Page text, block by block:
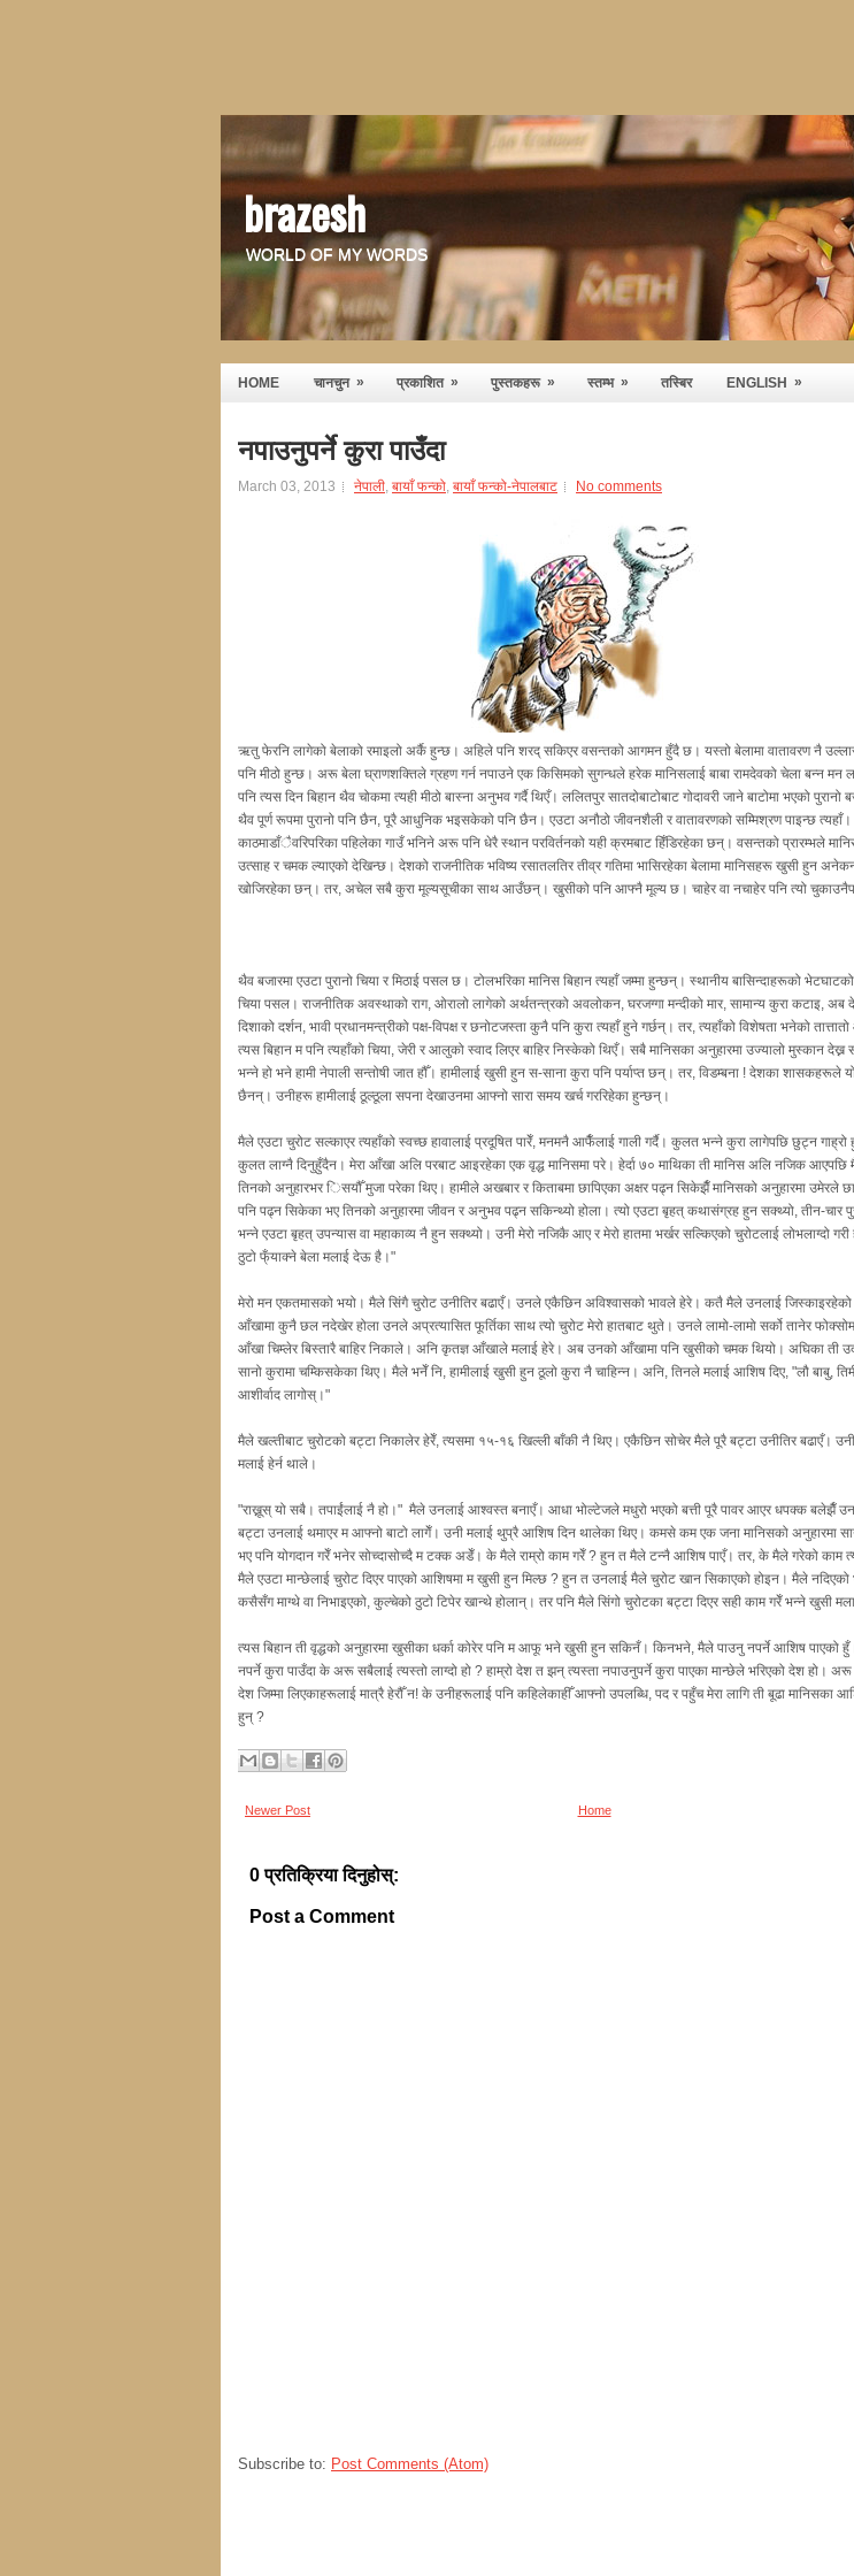
brazesh
WORLD OF MY WORDS
HOME चानचुन » प्रकाशित » पुस्तकहरू » स्तम्भ » तस्बिर ENGLISH »
नपाउनुपर्ने कुरा पाउँदा
March 03, 2013 नेपाली, बायाँ फन्को, बायाँ फन्को-नेपालबाट No comments
ऋतु फेरनि लागेको बेलाको रमाइलो अर्कै हुन्छ। अहिले पनि शरद् सकिएर वसन्तको आगमन हुँदै छ। यस्तो बेलामा वातावरण नै
पनि मीठो हुन्छ। अरू बेला घ्राणशक्तिले ग्रहण गर्न नपाउने एक किसिमको सुगन्धले हरेक मानिसलाई बाबा रामदेवको चेला बन्न मन
पनि त्यस दिन बिहान थैव चोकमा त्यही मीठो बास्ना अनुभव गर्दै थिएँ। ललितपुर सातदोबाटोबाट गोदावरी जाने बाटोमा भएको पुरानो
थैव पूर्ण रूपमा पुरानो पनि छैन, पूरै आधुनिक भइसकेको पनि छैन। एउटा अनौठो जीवनशैली र वातावरणको सम्मिश्रण पाइन्छ त्यहाँ।
काठमाडाँैवरिपरिका पहिलेका गाउँ भनिने अरू पनि धेरै स्थान परविर्तनको यही क्रमबाट हिँडिरहेका छन्। वसन्तको प्रारम्भले
उत्साह र चमक ल्याएको देखिन्छ। देशको राजनीतिक भविष्य रसातलतिर तीव्र गतिमा भासिरहेका बेलामा मानिसहरू खुसी हुन
खोजिरहेका छन्। तर, अचेल सबै कुरा मूल्यसूचीका साथ आउँछन्। खुसीको पनि आफ्नै मूल्य छ। चाहेर वा नचाहेर पनि त्यो
थैव बजारमा एउटा पुरानो चिया र मिठाई पसल छ। टोलभरिका मानिस बिहान त्यहाँ जम्मा हुन्छन्। स्थानीय बासिन्दाहरूको
चिया पसल। राजनीतिक अवस्थाको राग, ओरालो लागेको अर्थतन्त्रको अवलोकन, घरजग्गा मन्दीको मार, सामान्य कुरा कटाइ, अब
दिशाको दर्शन, भावी प्रधानमन्त्रीको पक्ष-विपक्ष र छनोटजस्ता कुनै पनि कुरा त्यहाँ हुने गर्छन्। तर, त्यहाँको विशेषता भनेको
त्यस बिहान म पनि त्यहाँको चिया, जेरी र आलुको स्वाद लिएर बाहिर निस्केको थिएँ। सबै मानिसका अनुहारमा उज्यालो मुस्कान देख्न
भन्ने हो भने हामी नेपाली सन्तोषी जात हौँ। हामीलाई खुसी हुन स-साना कुरा पनि पर्याप्त छन्। तर, विडम्बना ! देशका शासकहरूले
छैनन्। उनीहरू हामीलाई ठूल्ठूला सपना देखाउनमा आफ्नो सारा समय खर्च गररिहेका हुन्छन्।
मैले एउटा चुरोट सल्काएर त्यहाँको स्वच्छ हावालाई प्रदूषित पारेँ, मनमनै आफैँलाई गाली गर्दै। कुलत भन्ने कुरा लागेपछि छुट्न
कुलत लाग्नै दिनुहुँदैन। मेरा आँखा अलि परबाट आइरहेका एक वृद्ध मानिसमा परे। हेर्दा ७० माथिका ती मानिस अलि नजिक आएपछि
तिनको अनुहारभर िसयौँ मुजा परेका थिए। हामीले अखबार र किताबमा छापिएका अक्षर पढ्न सिकेझैँ मानिसको अनुहारमा उमेरले
पनि पढ्न सिकेका भए तिनको अनुहारमा जीवन र अनुभव पढ्न सकिन्थ्यो होला। त्यो एउटा बृहत् कथासंग्रह हुन सक्थ्यो, तीन-चार
भन्ने एउटा बृहत् उपन्यास वा महाकाव्य नै हुन सक्थ्यो। उनी मेरो नजिकै आए र मेरो हातमा भर्खर सल्किएको चुरोटलाई लोभलाग्दो
ठुटो फ्ँयाक्ने बेला मलाई देऊ है।"
मेरो मन एकतमासको भयो। मैले सिंगै चुरोट उनीतिर बढाएँ। उनले एकैछिन अविश्वासको भावले हेरे। कतै मैले उनलाई
आँखामा कुनै छल नदेखेर होला उनले अप्रत्यासित फूर्तिका साथ त्यो चुरोट मेरो हातबाट थुते। उनले लामो-लामो सर्को तानेर
आँखा चिम्लेर बिस्तारै बाहिर निकाले। अनि कृतज्ञ आँखाले मलाई हेरे। अब उनको आँखामा पनि खुसीको चमक थियो। अघिका ती
सानो कुरामा चम्किसकेका थिए। मैले भनेँ नि, हामीलाई खुसी हुन ठूलो कुरा नै चाहिन्न। अनि, तिनले मलाई आशिष दिए, "लौ बाबु,
आशीर्वाद लागोस्।"
मैले खल्तीबाट चुरोटको बट्टा निकालेर हेरेँ, त्यसमा १५-१६ खिल्ली बाँकी नै थिए। एकैछिन सोचेर मैले पूरै बट्टा उनीतिर बढाएँ।
मलाई हेर्न थाले।
"राख्नूस् यो सबै। तपाईंलाई नै हो।" मैले उनलाई आश्वस्त बनाएँ। आधा भोल्टेजले मधुरो भएको बत्ती पूरै पावर आएर धपक्क बलेझैँ
बट्टा उनलाई थमाएर म आफ्नो बाटो लागेँ। उनी मलाई थुप्रै आशिष दिन थालेका थिए। कमसे कम एक जना मानिसको अनुहारमा
भए पनि योगदान गरेँ भनेर सोच्दासोच्दै म टक्क अडेँ। के मैले राम्रो काम गरेँ ? हुन त मैले टन्नै आशिष पाएँ। तर, के मैले गरेको काम
मैले एउटा मान्छेलाई चुरोट दिएर पाएको आशिषमा म खुसी हुन मिल्छ ? हुन त उनलाई मैले चुरोट खान सिकाएको होइन। मैले
कसैसँग माग्थे वा निभाइएको, कुल्चेको ठुटो टिपेर खान्थे होलान्। तर पनि मैले सिंगो चुरोटका बट्टा दिएर सही काम गरेँ भन्ने खुसी
त्यस बिहान ती वृद्धको अनुहारमा खुसीका धर्का कोरेर पनि म आफू भने खुसी हुन सकिनँ। किनभने, मैले पाउनु नपर्ने आशिष
नपर्ने कुरा पाउँदा के अरू सबैलाई त्यस्तो लाग्दो हो ? हाम्रो देश त झन् त्यस्ता नपाउनुपर्ने कुरा पाएका मान्छेले भरिएको देश हो।
देश जिम्मा लिएकाहरूलाई मात्रै हेरौँ न! के उनीहरूलाई पनि कहिलेकाहीँ आफ्नो उपलब्धि, पद र पहुँच मेरा लागि ती बूढा मानिसका
हुन् ?
Newer Post Home
0 प्रतिक्रिया दिनुहोस्:
Post a Comment
Subscribe to: Post Comments (Atom)